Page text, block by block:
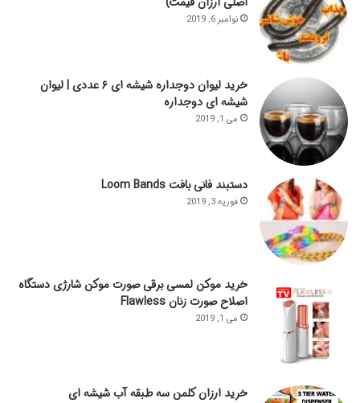
نوامبر 6, 2019
خرید لیوان دوجداره شیشه ای ۶ عددی | لیوان
شیشه ای دوجداره
می 1, 2019
دستبند فانی بافت Loom Bands
فوریه 3, 2019
خرید موکن لمسی برقی صورت موکن شارژی دستگاه
اصلاح صورت زنان Flawless
می 1, 2019
خرید ارزان کلمن سه طبقه آب شیشه ای